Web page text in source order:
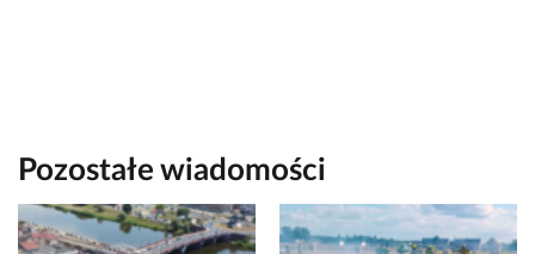
Pozostałe wiadomości